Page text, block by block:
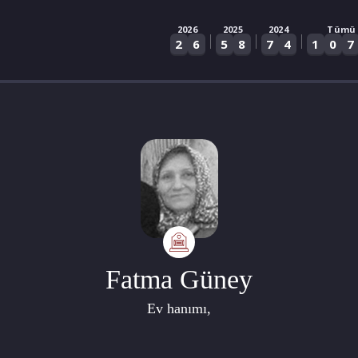
2026
2 6 |
2025
5 8 |
2024
7 4 |
Tümü
1 0 7
Fatma Güney
Ev hanımı,